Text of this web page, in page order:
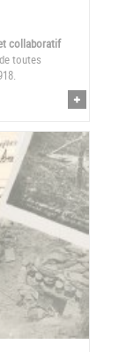
collaboratif
toutes